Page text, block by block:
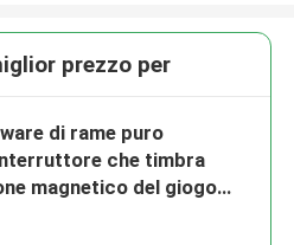
prezzo per
di rame puro
che timbra
magnetico del giogo